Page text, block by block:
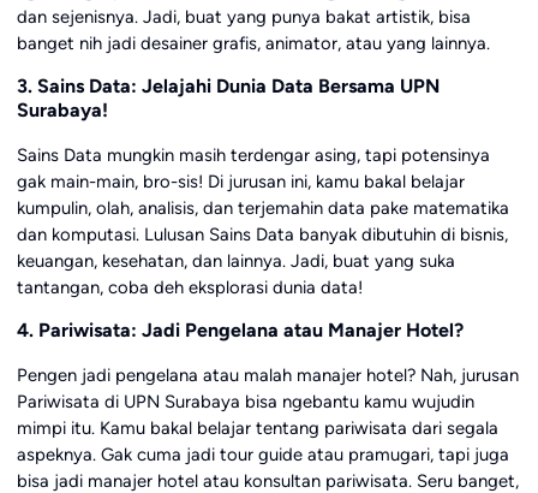
dan sejenisnya. Jadi, buat yang punya bakat artistik, bisa
banget nih jadi desainer grafis, animator, atau yang lainnya.
3. Sains Data: Jelajahi Dunia Data Bersama UPN
Surabaya!
Sains Data mungkin masih terdengar asing, tapi potensinya
gak main-main, bro-sis! Di jurusan ini, kamu bakal belajar
kumpulin, olah, analisis, dan terjemahin data pake matematika
dan komputasi. Lulusan Sains Data banyak dibutuhin di bisnis,
keuangan, kesehatan, dan lainnya. Jadi, buat yang suka
tantangan, coba deh eksplorasi dunia data!
4. Pariwisata: Jadi Pengelana atau Manajer Hotel?
Pengen jadi pengelana atau malah manajer hotel? Nah, jurusan
Pariwisata di UPN Surabaya bisa ngebantu kamu wujudin
mimpi itu. Kamu bakal belajar tentang pariwisata dari segala
aspeknya. Gak cuma jadi tour guide atau pramugari, tapi juga
bisa jadi manajer hotel atau konsultan pariwisata. Seru banget,